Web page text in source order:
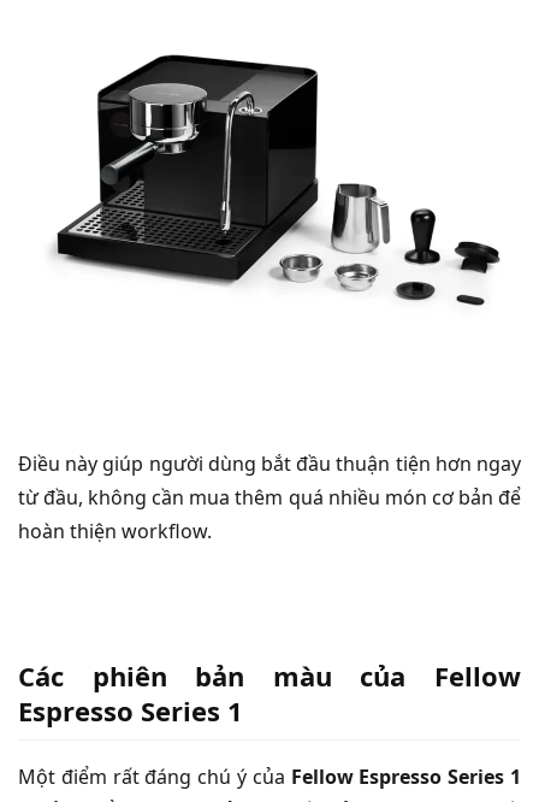
Điều này giúp người dùng bắt đầu thuận tiện hơn ngay
từ đầu, không cần mua thêm quá nhiều món cơ bản để
hoàn thiện workflow.
Các phiên bản màu của Fellow
Espresso Series 1
Một điểm rất đáng chú ý của Fellow Espresso Series 1